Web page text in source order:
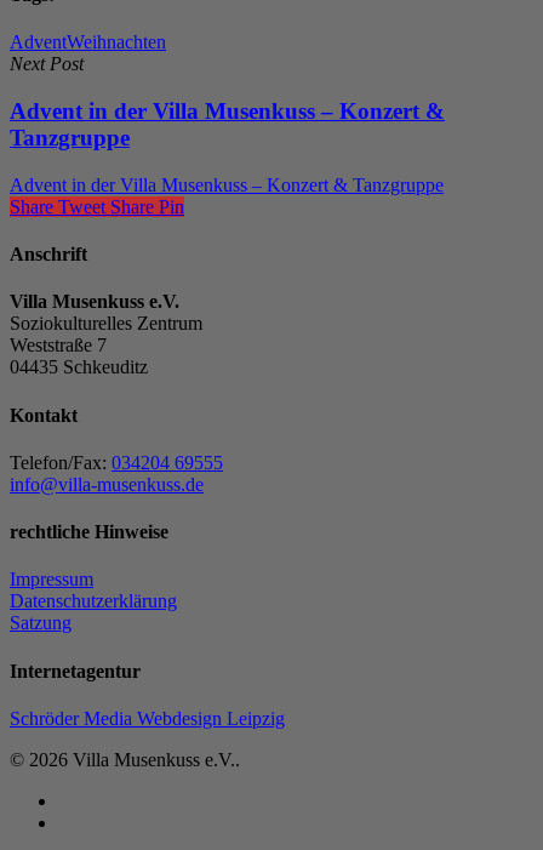
AdventWeihnachten
Next Post
Advent in der Villa Musenkuss – Konzert &
Tanzgruppe
Advent in der Villa Musenkuss – Konzert & Tanzgruppe
Share Tweet Share Pin
Anschrift
Villa Musenkuss e.V.
Soziokulturelles Zentrum
Weststraße 7
04435 Schkeuditz
Kontakt
Telefon/Fax: 034204 69555
info@villa-musenkuss.de
rechtliche Hinweise
Impressum
Datenschutzerklärung
Satzung
Internetagentur
Schröder Media Webdesign Leipzig
© 2026 Villa Musenkuss e.V..